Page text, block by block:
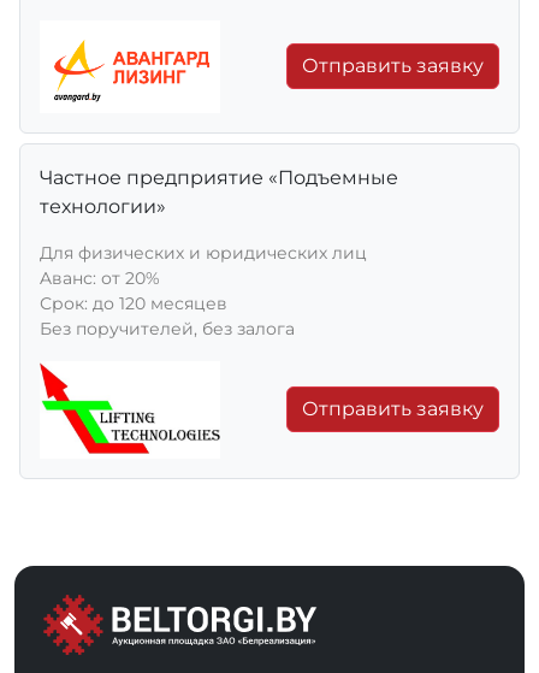
Отправить заявку
Частное предприятие «Подъемные
технологии»
Для физических и юридических лиц
Aванс: от 20%
Срок: до 120 месяцев
Без поручителей, без залога
Отправить заявку